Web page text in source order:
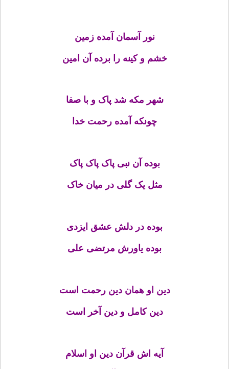
نور آسمان آمده زمین
خشم و کینه را برده آن امین
شهر مکه شد پاک و با صفا
چونکه آمده رحمت خدا
بوده آن نبی پاک پاک پاک
مثل یک گلی در میان خاک
بوده در دلش عشق ایزدی
بوده یاورش مرتضی علی
دین او همان دین رحمت است
دین کامل و دین آخر است
آیه اش قرآن دین او اسلام